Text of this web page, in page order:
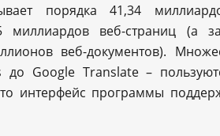
порядка 41,34
веб-страниц (а
веб-документов).
Google Translate –
интерфейс программы